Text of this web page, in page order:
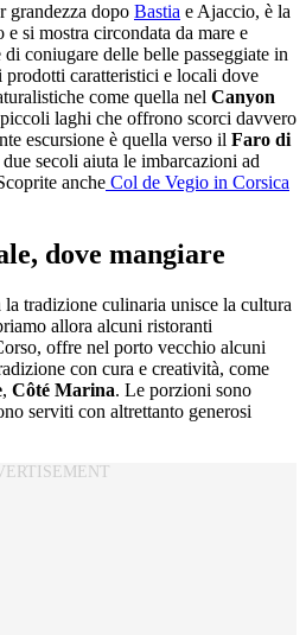
grandezza dopo Bastia e Ajaccio, è la
si mostra circondata da mare e
coniugare delle belle passeggiate in
caratteristici e locali dove
come quella nel Canyon
laghi che offrono scorci davvero
escursione è quella verso il Faro di
secoli aiuta le imbarcazioni ad
anche Col de Vegio in Corsica
dove mangiare
tradizione culinaria unisce la cultura
allora alcuni ristoranti
offre nel porto vecchio alcuni
con cura e creatività, come
, Côté Marina. Le porzioni sono
serviti con altrettanto generosi